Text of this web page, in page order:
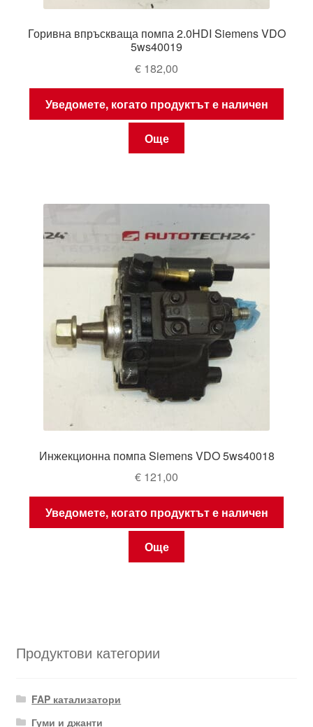
Горивна впръскваща помпа 2.0HDI Siemens VDO
5ws40019
€ 182,00
Уведомете, когато продуктът е наличен
Още
Инжекционна помпа Siemens VDO 5ws40018
€ 121,00
Уведомете, когато продуктът е наличен
Още
Продуктови категории
FAP катализатори
Гуми и джанти